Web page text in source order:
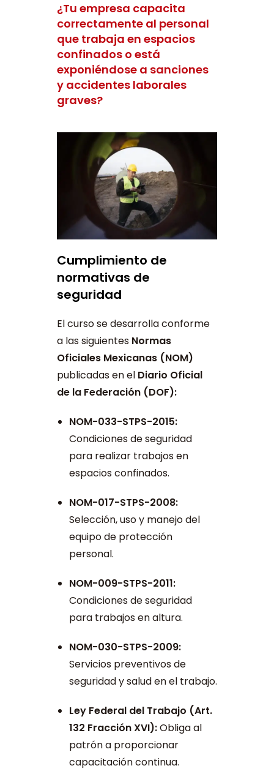
¿Tu empresa capacita
correctamente al personal
que trabaja en espacios
confinados o está
exponiéndose a sanciones
y accidentes laborales
graves?
Cumplimiento de
normativas de
seguridad
El curso se desarrolla conforme
a las siguientes Normas
Oficiales Mexicanas (NOM)
publicadas en el Diario Oficial
de la Federación (DOF):
NOM-033-STPS-2015:
Condiciones de seguridad
para realizar trabajos en
espacios confinados.
NOM-017-STPS-2008:
Selección, uso y manejo del
equipo de protección
personal.
NOM-009-STPS-2011:
Condiciones de seguridad
para trabajos en altura.
NOM-030-STPS-2009:
Servicios preventivos de
seguridad y salud en el trabajo.
Ley Federal del Trabajo (Art.
132 Fracción XVI):Obliga al
patrón a proporcionar
capacitación continua.